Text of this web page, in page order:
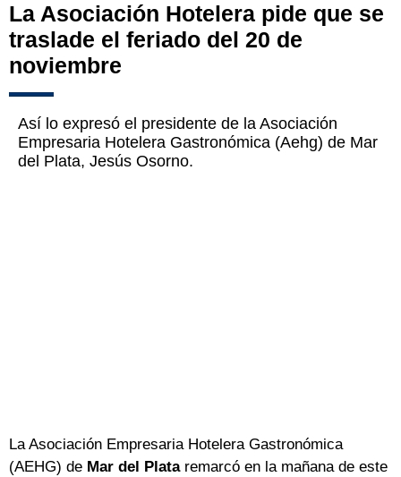
La Asociación Hotelera pide que se
traslade el feriado del 20 de
noviembre
Así lo expresó el presidente de la Asociación
Empresaria Hotelera Gastronómica (Aehg) de Mar
del Plata, Jesús Osorno.
La Asociación Empresaria Hotelera Gastronómica
(AEHG) de Mar del Plataremarcó en la mañana de este